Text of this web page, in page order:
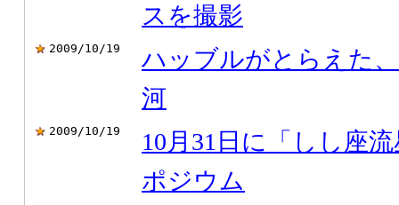
スを撮影
2009/10/19
ハッブルがとらえた
河
2009/10/19
10月31日に「しし座
ポジウム